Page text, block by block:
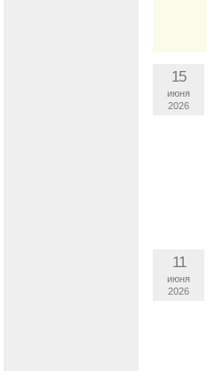
15
июня
2026
11
июня
2026